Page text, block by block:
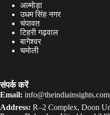
अल्मोड़ा
उधम सिंह नगर
चंपावत
टिहरी गढ़वाल
बागेश्वर
चमोली
संपर्क करें
Email: info@theindiainsights.com
Address: R–2 Complex, Doon